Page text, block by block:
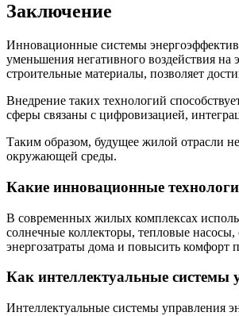
Заключение
Инновационные системы
уменьшения негативного воздействия
строительные материалы, позволяет
Внедрение таких технологий
сферы связаны с цифровизацией,
Таким образом, будущее жилой отрасли
окружающей среды.
Какие инновационные
В современных жилых комплексах
солнечные коллекторы, тепловые
энергозатраты дома и повысить комфорт
Как интеллектуальные системы
Интеллектуальные системы управления